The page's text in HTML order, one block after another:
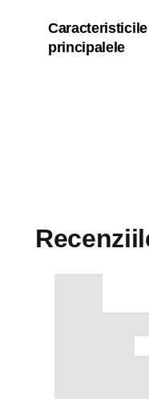
Caracteristicile
principalele